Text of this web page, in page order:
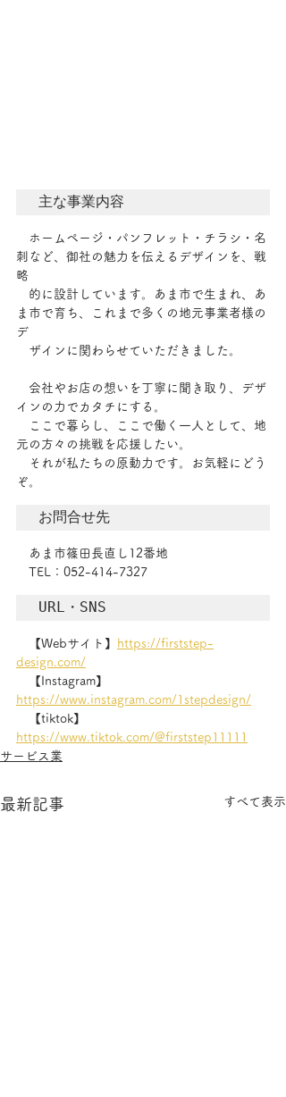
主な事業内容
ホームページ・パンフレット・チラシ・名
刺など、御社の魅力を伝えるデザインを、戦
略
的に設計しています。あま市で生まれ、あ
ま市で育ち、これまで多くの地元事業者様の
デ
ザインに関わらせていただきました。
会社やお店の想いを丁寧に聞き取り、デザ
インの力でカタチにする。
ここで暮らし、ここで働く一人として、地
元の方々の挑戦を応援したい。
それが私たちの原動力です。お気軽にどう
ぞ。
お問合せ先
あま市篠田長直し12番地
TEL：052-414-7327
URL・SNS
【Webサイト 】 https://firststep-
design.com/
【Instagram】
https://www.instagram.com/1stepdesign/
【tiktok】
https://www.tiktok.com/@firststep11111
サービス業
最新記事 すべて表示